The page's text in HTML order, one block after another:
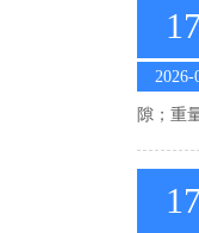
2026-
隙；重